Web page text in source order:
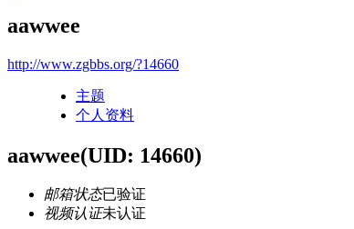
aawwee
http://www.zgbbs.org/?14660
主题
个人资料
aawwee(UID: 14660)
邮箱状态已验证
视频认证未认证